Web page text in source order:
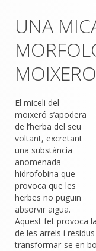
UNA
El miceli del
moixeró s’apodera
de l’herba del seu
voltant, excretant
una substància
anomenada
hidrofobina que
provoca que les
herbes no puguin
absorvir aigua.
Aquest fet provoca
de les arrels i
transformar-se en